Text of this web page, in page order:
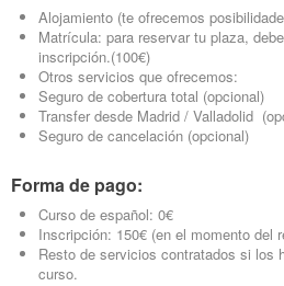
Alojamiento (te ofrecemos
Matrícula: para reservar tu plaza,
inscripción.(100€)
Otros servicios que ofrecemos:
Seguro de cobertura total (opcional)
Transfer desde Madrid / Valladolid
Seguro de cancelación (opcional)
Forma de pago:
Curso de español: 0€
Inscripción: 150€ (en el momento del
Resto de servicios contratados si los
curso.